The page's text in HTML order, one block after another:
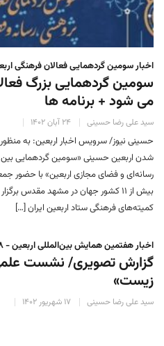
اخبار سومین گردهمایی فعالان فرهنگی
سومین گردهمایی بزرگ
می شود + برنامه ها
سید علی رضا حسینی ۲۴ آبان ۱۴۰۲
حسینی نیوز/ سرویس اخبار اربعین: به
شدن اربعین حسینی «سومین گردهمایی بین
رسانه‌ای و فضای مجازی اربعین» با حضور
بیش از ۱۱ کشور جهان در مشهد مقدس
کمیته‌های فرهنگی ستاد اربعین ایران […]
اخبار هفتمین همایش بین‌المللی اربعین - ۱۸
گزارش تصویری/ نشست
زیست»
سید علی رضا حسینی ۱۷ شهریور ۱۴۰۲